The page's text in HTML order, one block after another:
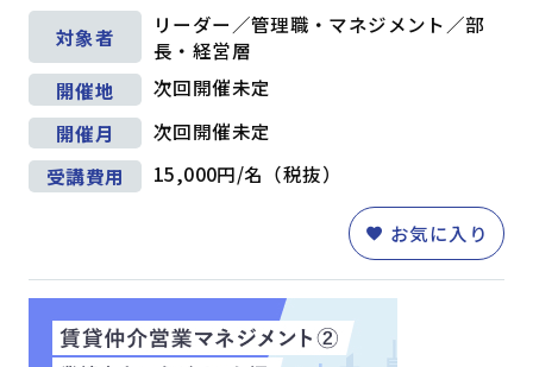
対象者
リーダー／管理職・マネジメント／部
長・経営層
開催地
次回開催未定
開催月
次回開催未定
受講費用
15,000円/名（税抜）
お気に入り